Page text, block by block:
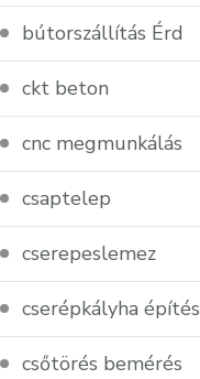
bútorszállítás Érd
ckt beton
cnc megmunkálás
csaptelep
cserepeslemez
cserépkályha építés
csőtörés bemérés